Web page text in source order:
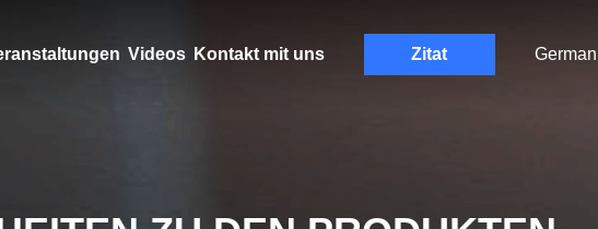
Videos Kontakt mit uns Zitat German